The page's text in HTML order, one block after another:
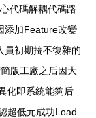
代碼解耦代碼路
添加Feature改變
員初期搞不復雜的
版工廠之后因大
化即系統能夠后
超低元成功Load